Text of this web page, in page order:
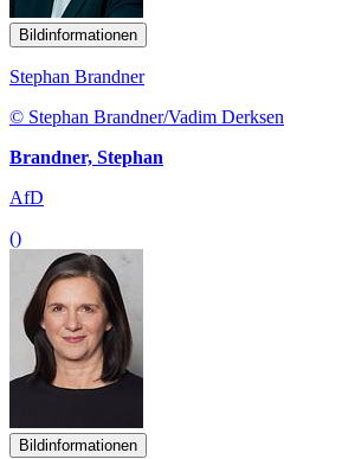
Bildinformationen
Stephan Brandner
© Stephan Brandner/Vadim Derksen
Brandner, Stephan
AfD
()
Bildinformationen